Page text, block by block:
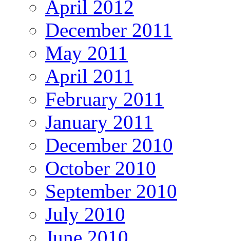
April 2012
December 2011
May 2011
April 2011
February 2011
January 2011
December 2010
October 2010
September 2010
July 2010